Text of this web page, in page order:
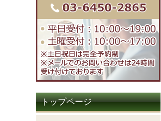
トップページ